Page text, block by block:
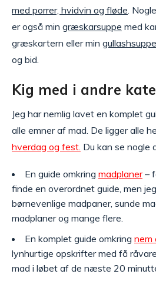
med porrer, hvidvin og fløde .
er også min græskarsuppe med
græskartern eller min gullashsuppe
og bid.
Kig med i andre
Jeg har nemlig lavet en komplet
alle emner af mad. De ligger alle
hverdag og fest. Du kan se nogle
En guide omkring madplaner –
finde en overordnet guide, men
børnevenlige madpaner, sunde
madplaner og mange flere.
En komplet guide omkring nem
lynhurtige opskrifter med få
mad i løbet af de næste 20